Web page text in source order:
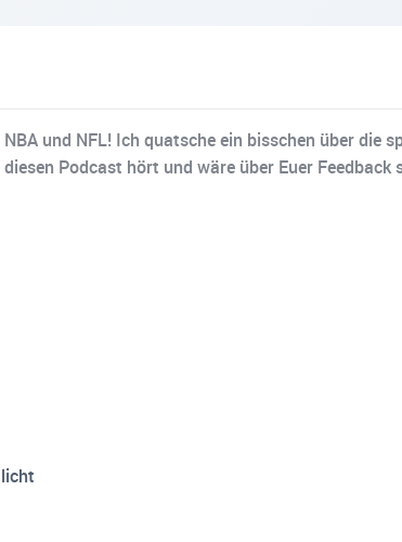
und NFL! Ich quatsche ein bisschen über die
Podcast hört und wäre über Euer Feedback